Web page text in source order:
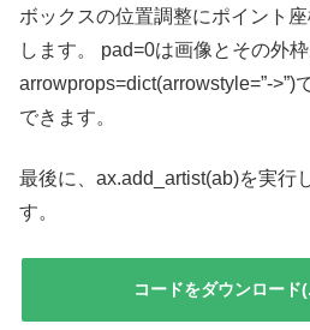
ボックスの位置調整にポイント
します。 pad=0は画像とその外
arrowprops=dict(arrowstyle=”->”)
できます。
最後に、ax.add_artist(ab)を実行
す。
コードをダウンロード